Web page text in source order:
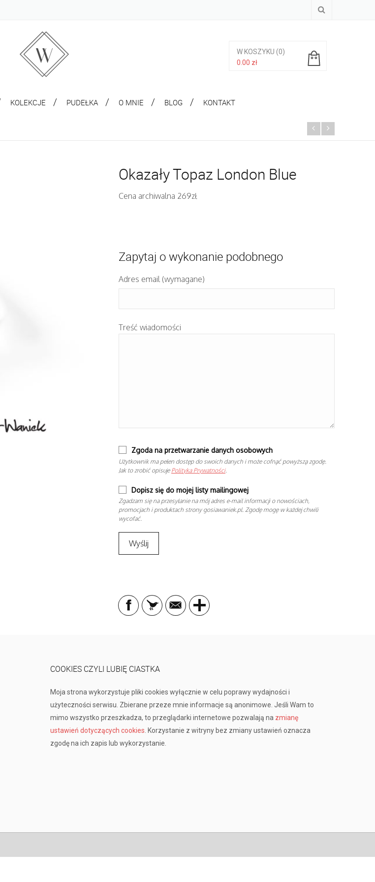
W KOSZYKU (0)
0.00 zł
KOLEKCJE PUDEŁKA O MNIE BLOG KONTAKT
Okazały Topaz London Blue
Cena archiwalna 269zł
Zapytaj o wykonanie podobnego
Adres email (wymagane)
Treść wiadomości
Zgoda na przetwarzanie danych osobowych
Użytkownik ma pełen dostęp do swoich danych i może cofnąć powyższą zgodę.
Jak to zrobić opisuje Polityka Prywatności.
Dopisz się do mojej listy mailingowej
Zgadzam się na przesyłanie na mój adres e-mail informacji o nowościach,
promocjach i produktach strony gosiawaniek.pl. Zgodę mogę w każdej chwili
wycofać.
COOKIES CZYLI LUBIĘ CIASTKA
Moja strona wykorzystuje pliki cookies wyłącznie w celu poprawy wydajności i
użyteczności serwisu. Zbierane przeze mnie informacje są anonimowe. Jeśli Wam to
mimo wszystko przeszkadza, to przeglądarki internetowe pozwalają na zmianę
ustawień dotyczących cookies . Korzystanie z witryny bez zmiany ustawień oznacza
zgodę na ich zapis lub wykorzystanie.